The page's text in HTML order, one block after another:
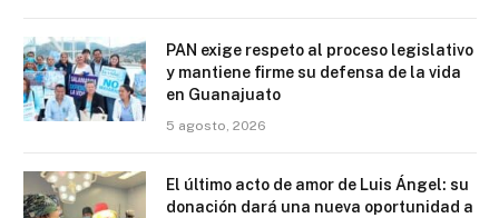
PAN exige respeto al proceso legislativo
y mantiene firme su defensa de la vida
en Guanajuato
5 agosto, 2026
El último acto de amor de Luis Ángel: su
donación dará una nueva oportunidad a